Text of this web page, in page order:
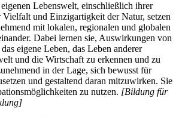
Lebenswelt, einschließlich ihrer
und Einzigartigkeit der Natur, setzen
mit lokalen, regionalen und globalen
Dabei lernen sie, Auswirkungen von
eigene Leben, das Leben anderer
und die Wirtschaft zu erkennen und zu
in der Lage, sich bewusst für
und gestaltend daran mitzuwirken. Sie
zu nutzen. [Bildung für